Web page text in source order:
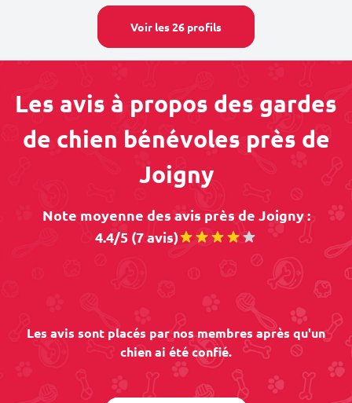
Voir les 26 profils
Les avis à propos des gardes
de chien bénévoles près de
Joigny
Note moyenne des avis près de Joigny :
4.4/5 (7 avis)
Les avis sont placés par nos membres après qu'un
chien ai été confié.